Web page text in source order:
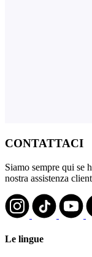
CONTATTACI
Siamo sempre qui se
nostra assistenza
Le lingue